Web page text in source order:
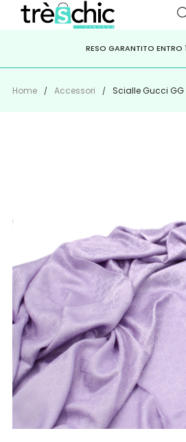
PAGA A RATE CONKLARNA,
ISCRIVITI ALLA NEWSLETTER PER NON
OFFERTE IMPERDIBILI!
RESO GARANTITO ENTRO
Home Accessori Scialle Gucci